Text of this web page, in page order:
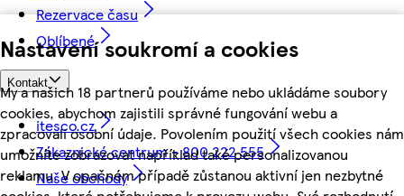
Nastavení soukromí a cookies
My a našich 18 partnerů používáme nebo ukládáme soubory
cookies, abychom zajistili správné fungování webu a
zpracovali osobní údaje. Povolením použití všech cookies nám
umožníte zobrazovat například také personalizovanou
reklamu. V opačném případě zůstanou aktivní jen nezbytné
Rezervace času
Oblíbené
Kontakt
itesco.cz
Zákaznické centrum - 800 222 555
Naše obchody